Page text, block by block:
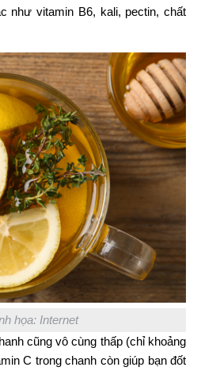
như vitamin B6, kali, pectin, chất
họa: Internet
cũng vô cùng thấp (chỉ khoảng
C trong chanh còn giúp bạn đốt